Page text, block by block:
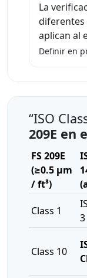
La
diferentes
aplican al
Definir en
“ISO
209E en
FS 209E
(≥0.5 μm
/ ft³)
Class 1
3
Class 10